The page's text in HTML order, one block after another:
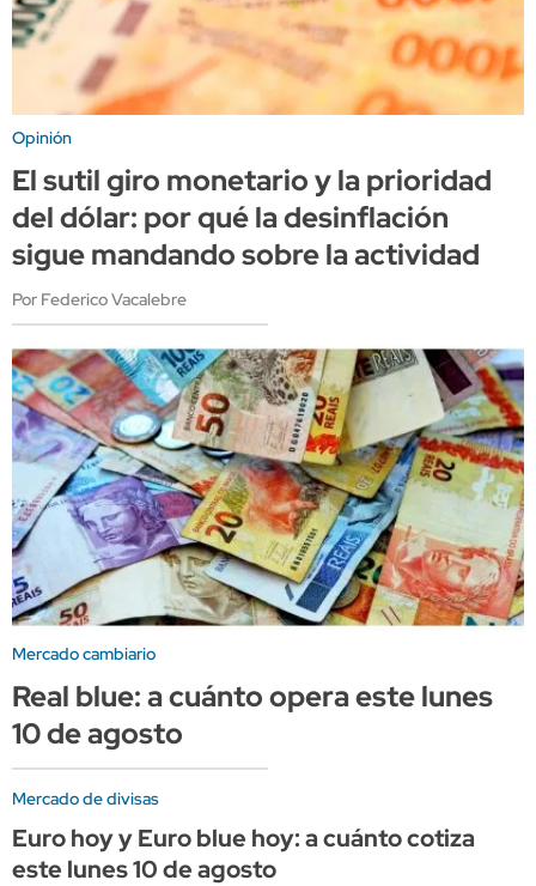
Opinión
El sutil giro monetario y la prioridad
del dólar: por qué la desinflación
sigue mandando sobre la actividad
Por Federico Vacalebre
Mercado cambiario
Real blue: a cuánto opera este lunes
10 de agosto
Mercado de divisas
Euro hoy y Euro blue hoy: a cuánto cotiza
este lunes 10 de agosto